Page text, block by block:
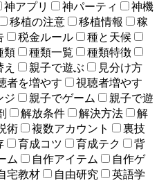
神アプリ 神パーティ
神機
移植の注意 移植情報
稼
税金ルール
種と天候
類 種類一覧
種類特徴
親子で遊ぶ
見分け方
者を増やす
視聴者増やす
ジ 親子でゲーム
親子で遊
解放条件 解決方法
解
術 複数アカウント
裏技
育成コツ 育成テク
背
ム 自作アイテム
自作ゲ
宅教材 自由研究
英語学